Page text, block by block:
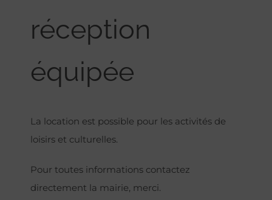
réception
équipée
La location est possible pour les activités de
loisirs et culturelles.
Pour toutes informations contactez
directement la mairie, merci.